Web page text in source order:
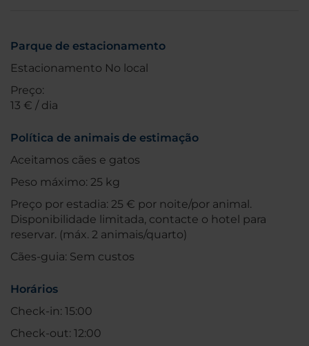
Parque de estacionamento
Estacionamento No local
Preço:
13 € / dia
Política de animais de estimação
Aceitamos cães e gatos
Peso máximo: 25 kg
Preço por estadia: 25 € por noite/por animal.
Disponibilidade limitada, contacte o hotel para
reservar. (máx. 2 animais/quarto)
Cães-guia: Sem custos
Horários
Check-in: 15:00
Check-out: 12:00